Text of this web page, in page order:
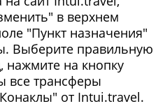
в верхнем
"Пункт назначения"
Выберите правильную
нажмите на кнопку
все трансферы
от Intui.travel.